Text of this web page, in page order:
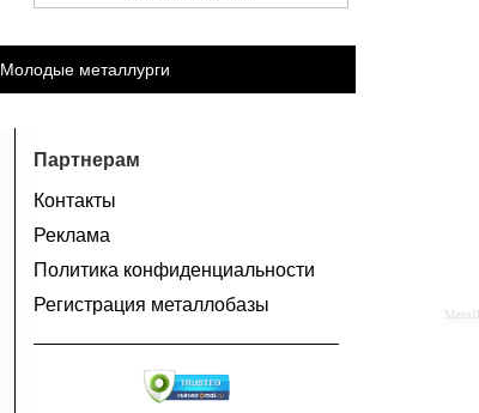
Молодые металлурги
Партнерам
Контакты
Реклама
Политика конфиденциальности
Регистрация металлобазы